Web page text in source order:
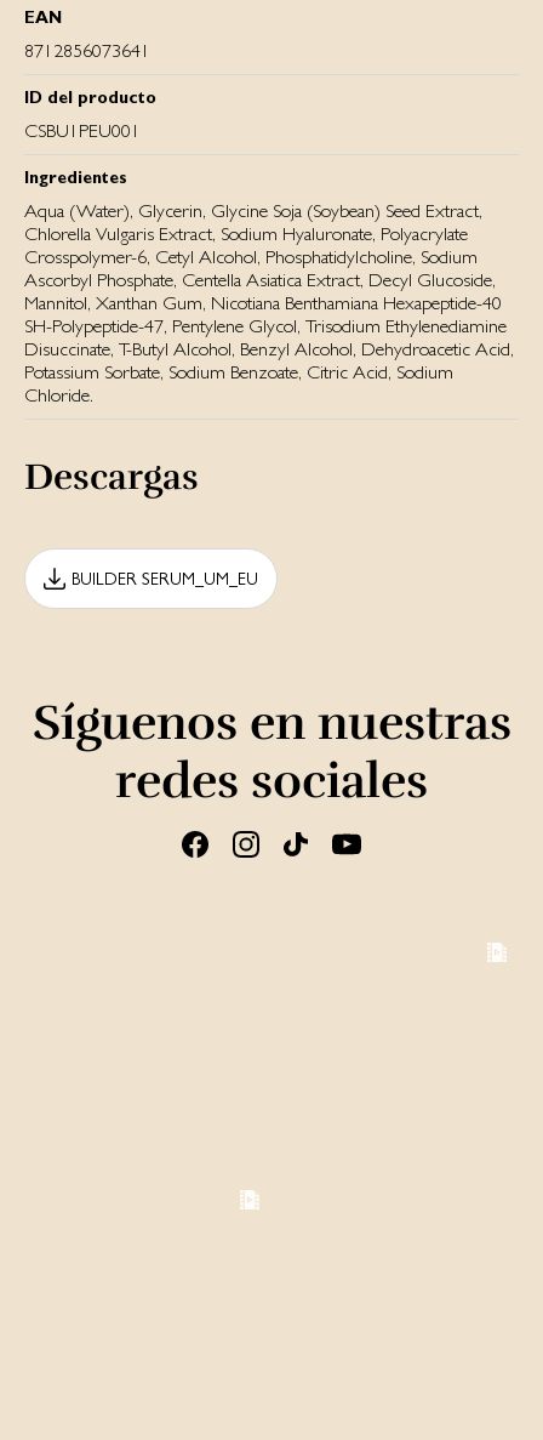
EAN
8712856073641
ID del producto
CSBU1PEU001
Ingredientes
Aqua (Water), Glycerin, Glycine Soja (Soybean) Seed Extract,
Chlorella Vulgaris Extract, Sodium Hyaluronate, Polyacrylate
Crosspolymer-6, Cetyl Alcohol, Phosphatidylcholine, Sodium
Ascorbyl Phosphate, Centella Asiatica Extract, Decyl Glucoside,
Mannitol, Xanthan Gum, Nicotiana Benthamiana Hexapeptide-40
SH-Polypeptide-47, Pentylene Glycol, Trisodium Ethylenediamine
Disuccinate, T-Butyl Alcohol, Benzyl Alcohol, Dehydroacetic Acid,
Potassium Sorbate, Sodium Benzoate, Citric Acid, Sodium
Chloride.
Descargas
BUILDER SERUM_UM_EU
Síguenos en nuestras
redes sociales